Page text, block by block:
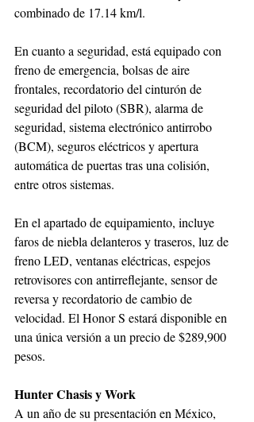
combinado de 17.14 km/l.
En cuanto a seguridad, está equipado con
freno de emergencia, bolsas de aire
frontales, recordatorio del cinturón de
seguridad del piloto (SBR), alarma de
seguridad, sistema electrónico antirrobo
(BCM), seguros eléctricos y apertura
automática de puertas tras una colisión,
entre otros sistemas.
En el apartado de equipamiento, incluye
faros de niebla delanteros y traseros, luz de
freno LED, ventanas eléctricas, espejos
retrovisores con antirreflejante, sensor de
reversa y recordatorio de cambio de
velocidad. El Honor S estará disponible en
una única versión a un precio de $289,900
pesos.
Hunter Chasis y Work
A un año de su presentación en México,